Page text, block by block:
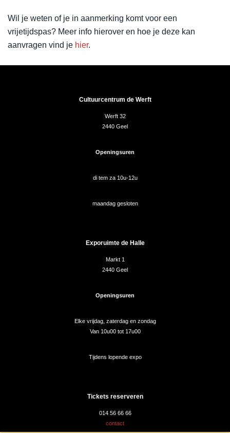
Wil je weten of je in aanmerking komt voor een
vrijetijdspas? Meer info hierover en hoe je deze kan
aanvragen vind je hier.
Cultuurcentrum de Werft
Werft 32
2440 Geel
Openingsuren
di tem za 10u-12u
maandag gesloten
Exporuimte de Halle
Markt 1
2440 Geel
Openingsuren
Elke vrijdag, zaterdag en zondag
Van 10u00 tot 17u00
Tijdens lopende expo
Tickets reserveren
014 56 66 66
contact